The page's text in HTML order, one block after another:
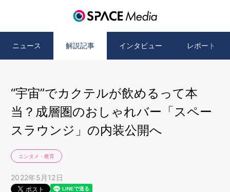
ニュース 解説記事 インタビュー レポート
“宇宙”でカクテルが飲めるって本
当？成層圏のおしゃれバー「スペー
スラウンジ」の内装公開へ
エンタメ・教育
2022年5月12日